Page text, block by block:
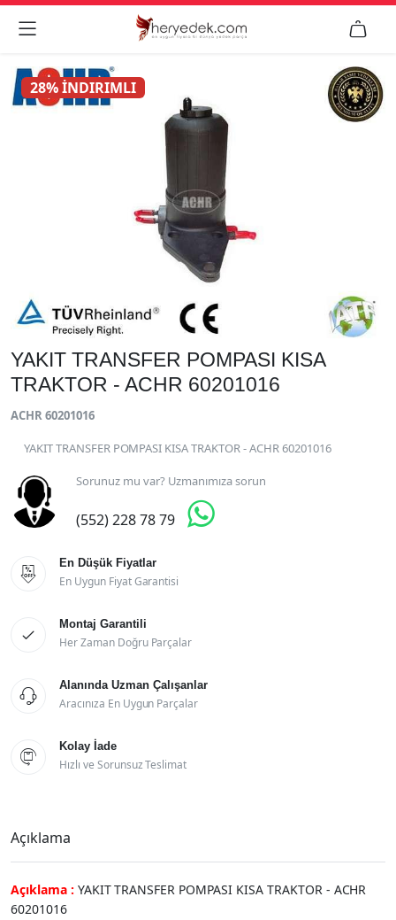
 
28% İNDIRIMLI
YAKIT TRANSFER POMPASI KISA
TRAKTOR - ACHR 60201016
ACHR 60201016
YAKIT TRANSFER POMPASI KISA TRAKTOR - ACHR 60201016
Sorunuz mu var? Uzmanımıza sorun
(552) 228 78 79 

En Düşük Fiyatlar
En Uygun Fiyat Garantisi

Montaj Garantili
Her Zaman Doğru Parçalar

Alanında Uzman Çalışanlar
Aracınıza En Uygun Parçalar

Kolay İade
Hızlı ve Sorunsuz Teslimat
Açıklama
Açıklama : YAKIT TRANSFER POMPASI KISA TRAKTOR - ACHR
60201016